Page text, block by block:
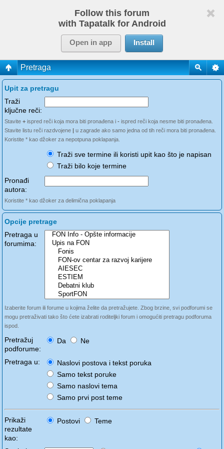
Follow this forum
with Tapatalk for Android
Open in app Install
Pretraga
Upit za pretragu
Traži
ključne reči:
Stavite + ispred reči koja mora biti pronađena i - ispred reči koja nesme biti pronađena.
Stavite listu reči razdvojene | u zagrade ako samo jedna od tih reči mora biti pronađena.
Koristite * kao džoker za nepotpuna poklapanja.
Traži sve termine ili koristi upit kao što je napisan
Traži bilo koje termine
Pronađi
autora:
Koristite * kao džoker za delimična poklapanja
Opcije pretrage
Pretraga u
forumima:
Izaberite forum ili forume u kojima želite da pretražujete. Zbog brzine, svi podforumi se
mogu pretraživati tako što ćete izabrati roditeljki forum i omogućiti pretragu podforuma
ispod.
Pretražuj
podforume:
Da Ne
Pretraga u:
Naslovi postova i tekst poruka
Samo tekst poruke
Samo naslovi tema
Samo prvi post teme
Prikaži
rezultate
kao:
Postovi Teme